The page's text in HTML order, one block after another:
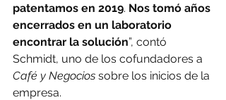
patentamos en 2019. Nos tomó años
encerrados en un laboratorio
encontrar la solución”, contó
Schmidt, uno de los cofundadores a
Café y Negocios sobre los inicios de la
empresa.